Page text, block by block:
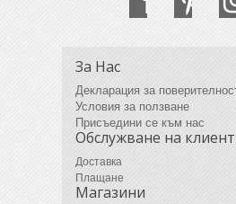
За Нас
Декларация за
Условия за ползване
Присъедини се към нас
Обслужване на
Доставка
Плащане
Магазини